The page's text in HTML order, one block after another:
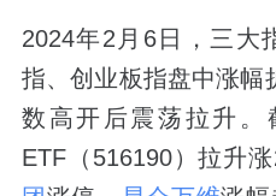
2024年2月6日，三大
指、创业板指盘中涨幅
数高开后震荡拉升。
ETF（516190）拉升